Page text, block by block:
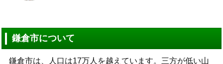
鎌倉市について
鎌倉市は、人口は17万人を越えています。三方が低い山